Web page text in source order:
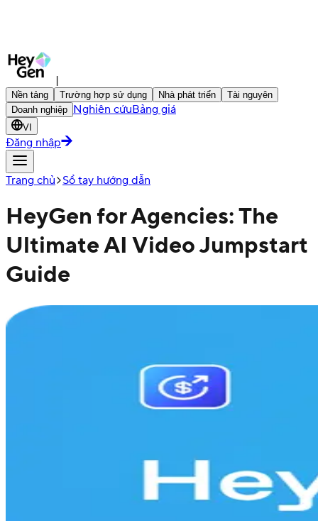
|
Nền tảng Trường hợp sử dụng Nhà phát triển
Tài nguyên
Doanh nghiệp Nghiên cứuBảng giá
VI
Đăng nhập
Trang chủ Sổ tay hướng dẫn
HeyGen for Agencies: The
Ultimate AI Video Jumpstart
Guide